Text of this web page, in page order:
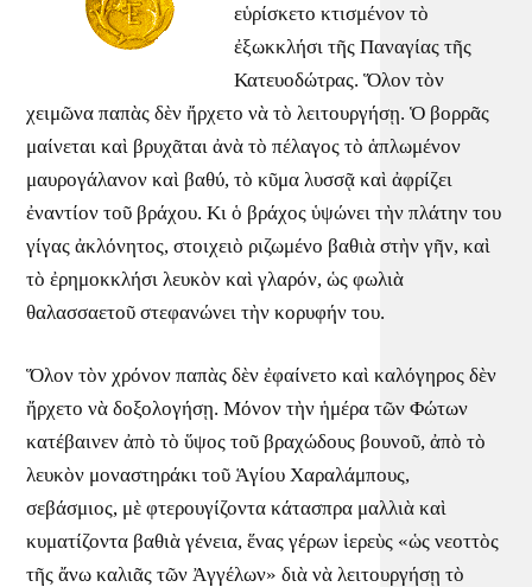
εὑρίσκετο κτισμένον τὸ
ἐξωκκλήσι τῆς Παναγίας τῆς
Κατευοδώτρας. Ὅλον τὸν
χειμῶνα παπὰς δὲν ἤρχετο νὰ τὸ λειτουργήσῃ. Ὁ βορρᾶς
μαίνεται καὶ βρυχᾶται ἀνὰ τὸ πέλαγος τὸ ἁπλωμένον
μαυρογάλανον καὶ βαθύ, τὸ κῦμα λυσσᾷ καὶ ἀφρίζει
ἐναντίον τοῦ βράχου. Κι ὁ βράχος ὑψώνει τὴν πλάτην του
γίγας ἀκλόνητος, στοιχειὸ ριζωμένο βαθιὰ στὴν γῆν, καὶ
τὸ ἐρημοκκλήσι λευκὸν καὶ γλαρόν, ὡς φωλιὰ
θαλασσαετοῦ στεφανώνει τὴν κορυφήν του.
Ὅλον τὸν χρόνον παπὰς δὲν ἐφαίνετο καὶ καλόγηρος δὲν
ἤρχετο νὰ δοξολογήσῃ. Μόνον τὴν ἡμέρα τῶν Φώτων
κατέβαινεν ἀπὸ τὸ ὕψος τοῦ βραχώδους βουνοῦ, ἀπὸ τὸ
λευκὸν μοναστηράκι τοῦ Ἁγίου Χαραλάμπους,
σεβάσμιος, μὲ φτερουγίζοντα κάτασπρα μαλλιὰ καὶ
κυματίζοντα βαθιὰ γένεια, ἕνας γέρων ἱερεὺς «ὡς νεοττὸς
τῆς ἄνω καλιᾶς τῶν Ἀγγέλων» διὰ νὰ λειτουργήσῃ τὸ